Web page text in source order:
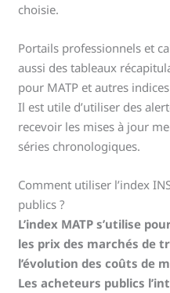
choisie.
Portails professionnels et
aussi des tableaux
pour MATP et autres indices
Il est utile d’utiliser des
recevoir les mises à jour
séries chronologiques.
Comment utiliser l’index
publics ?
L’index MATP s’utilise
les prix des marchés de
l’évolution des coûts de
Les acheteurs publics